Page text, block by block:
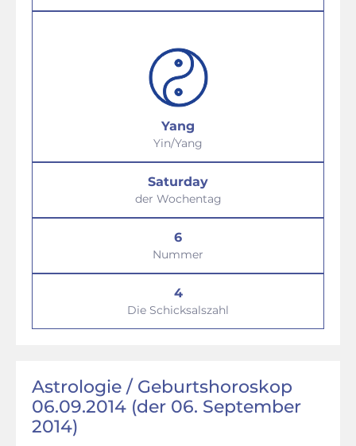
Yang
Yin/Yang
Saturday
der Wochentag
6
Nummer
4
Die Schicksalszahl
Astrologie / Geburtshoroskop
06.09.2014 (der 06. September
2014)